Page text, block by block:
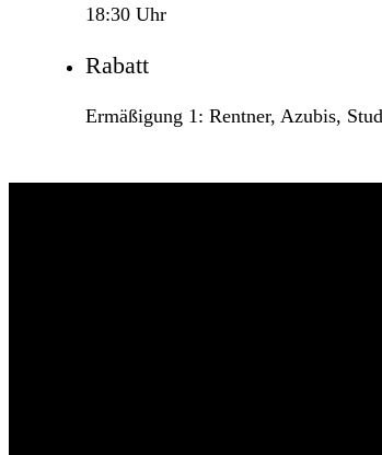
18:30 Uhr
Rabatt
Ermäßigung 1: Rentner, Azubis,